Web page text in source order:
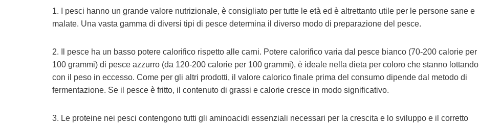
1. I pesci hanno un grande valore nutrizionale, è consigliato per tutte le età ed è altrettanto utile per le persone sane e
malate. Una vasta gamma di diversi tipi di pesce determina il diverso modo di preparazione del pesce.
2. Il pesce ha un basso potere calorifico rispetto alle carni. Potere calorifico varia dal pesce bianco (70-200 calorie per
100 grammi) di pesce azzurro (da 120-200 calorie per 100 grammi), è ideale nella dieta per coloro che stanno lottando
con il peso in eccesso. Come per gli altri prodotti, il valore calorico finale prima del consumo dipende dal metodo di
fermentazione. Se il pesce è fritto, il contenuto di grassi e calorie cresce in modo significativo.
3. Le proteine nei pesci contengono tutti gli aminoacidi essenziali necessari per la crescita e lo sviluppo e il corretto